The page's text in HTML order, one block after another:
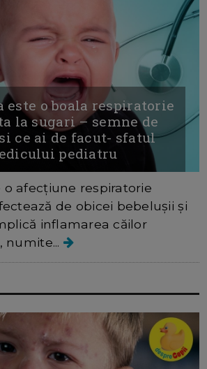
este o boala respiratorie
la sugari – semne de
ce ai de facut- sfatul
pediatru
o afecțiune respiratorie
de obicei bebelușii și
inflamarea căilor
numite...